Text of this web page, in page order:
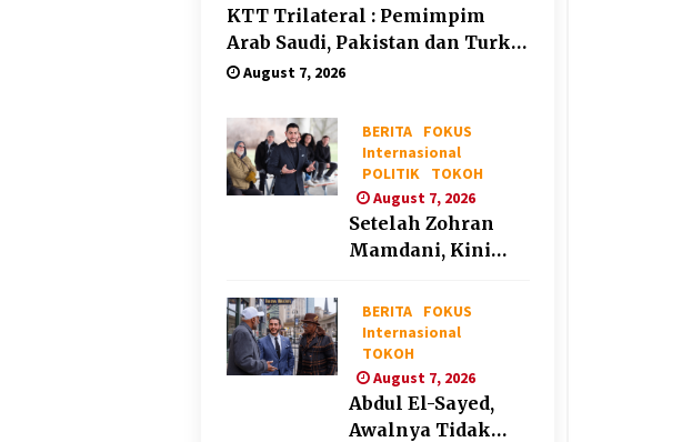
KTT Trilateral : Pemimpim
Arab Saudi, Pakistan dan Turki
Bertemu di Jeddah
August 7, 2026
BERITA
FOKUS
Internasional
POLITIK
TOKOH
August 7, 2026
Setelah Zohran
Mamdani, Kini
Mengguncang
Politik Amerika
BERITA
FOKUS
Internasional
TOKOH
August 7, 2026
Abdul El-Sayed,
Awalnya Tidak